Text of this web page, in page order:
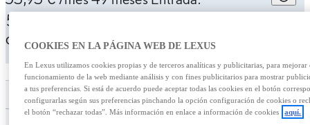
€
€
COOKIES EN LA PÁGINA WEB DE LEXUS
En Lexus utilizamos cookies propias y de terceros analíticas y publicitarias, para mejorar
funcionamiento de la web mediante análisis y con fines publicitarios para mostrar
a tus preferencias. Si está de acuerdo puede aceptar todas las cookies en el botón
configurarlas según sus preferencias pinchando la opción configuración de cookies o
el botón “rechazar todas”. Más información en enlace a información de cookies
aquí.